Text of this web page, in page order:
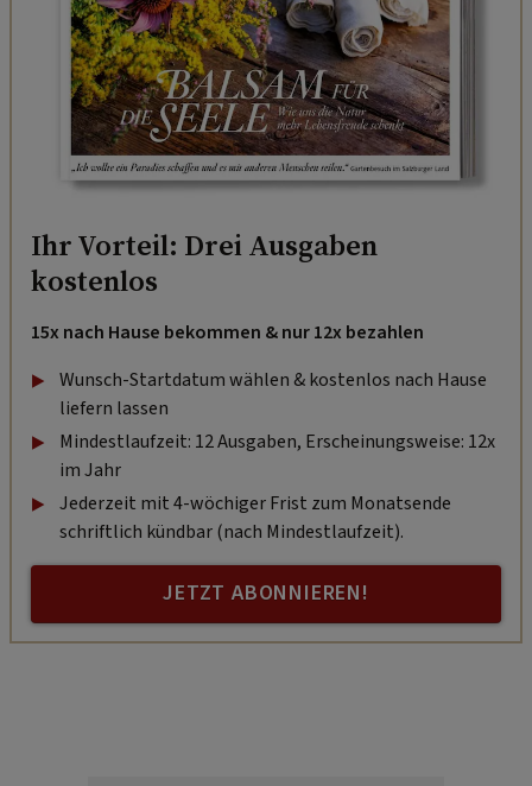
Ihr Vorteil: Drei Ausgaben
kostenlos
15x nach Hause bekommen & nur 12x bezahlen
Wunsch-Startdatum wählen & kostenlos nach Hause
liefern lassen
Mindestlaufzeit: 12 Ausgaben, Erscheinungsweise: 12x
im Jahr
Jederzeit mit 4-wöchiger Frist zum Monatsende
schriftlich kündbar (nach Mindestlaufzeit).
JETZT ABONNIEREN!